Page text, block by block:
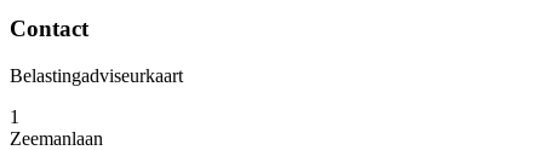
Contact
Belastingadviseurkaart
1
Zeemanlaan